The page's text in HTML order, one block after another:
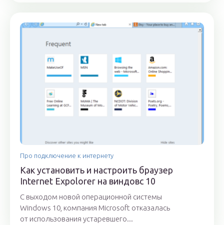
Про подключение к интернету
Как установить и настроить браузер
Internet Expolorer на виндовс 10
С выходом новой операционной системы
Windows 10, компания Microsoft отказалась
от использования устаревшего...